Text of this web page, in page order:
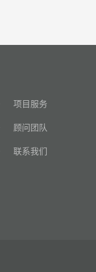
项目服务
顾问团队
联系我们